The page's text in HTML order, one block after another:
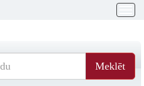
Meklēt